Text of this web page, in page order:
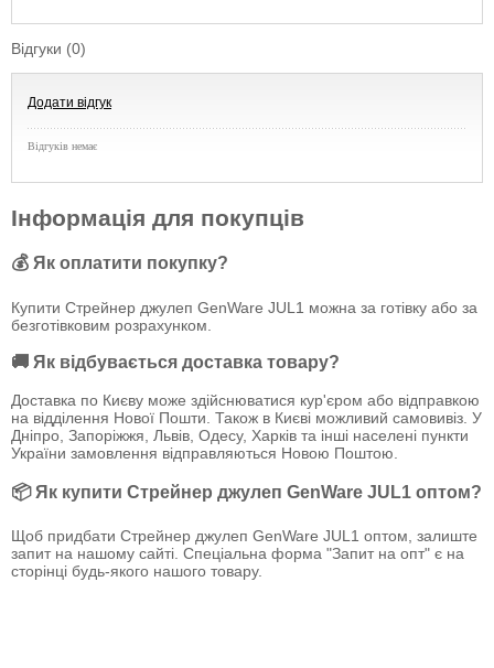
Відгуки (0)
Додати відгук
Відгуків немає
Інформація для покупців
💰 Як оплатити покупку?
Купити Стрейнер джулеп GenWare JUL1 можна за готівку або за
безготівковим розрахунком.
🚚 Як відбувається доставка товару?
Доставка по Києву може здійснюватися кур'єром або відправкою
на відділення Нової Пошти. Також в Києві можливий самовивіз. У
Дніпро, Запоріжжя, Львів, Одесу, Харків та інші населені пункти
України замовлення відправляються Новою Поштою.
📦 Як купити Стрейнер джулеп GenWare JUL1 оптом?
Щоб придбати Стрейнер джулеп GenWare JUL1 оптом, залиште
запит на нашому сайті. Спеціальна форма "Запит на опт" є на
сторінці будь-якого нашого товару.